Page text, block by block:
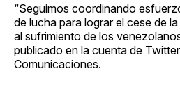
“Seguimos coordinando
de lucha para lograr el cese de
al sufrimiento de los
publicado en la cuenta de
Comunicaciones.